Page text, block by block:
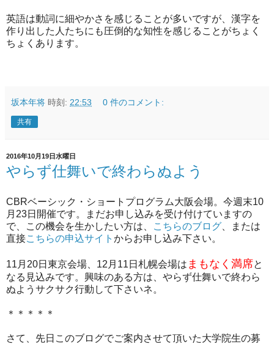
英語は動詞に細やかさを感じることが多いですが、漢字を
作り出した人たちにも圧倒的な知性を感じることがちょく
ちょくあります。
坂本年将 時刻: 22:53 0 件のコメント:
共有
2016年10月19日水曜日
やらず仕舞いで終わらぬよう
CBRベーシック・ショートプログラム大阪会場。今週末10
月23日開催です。まだお申し込みを受け付けていますの
で、この機会を生かしたい方は、
こちらのブログ 、または
直接こちらの申込サイト からお申し込み下さい。
11月20日東京会場、12月11日札幌会場は まもなく満席と
なる見込みです。興味のある方は、やらず仕舞いで終わら
ぬようサクサク行動して下さいネ。
＊＊＊＊＊
さて、先日このブログでご案内させて頂いた大学院生の募